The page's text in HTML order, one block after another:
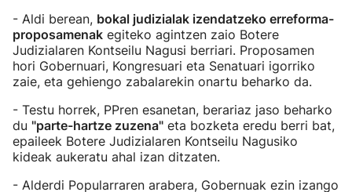
- Aldi berean, bokal judizialak izendatzeko erreforma-
proposamenak egiteko agintzen zaio Botere
Judizialaren Kontseilu Nagusi berriari. Proposamen
hori Gobernuari, Kongresuari eta Senatuari igorriko
zaie, eta gehiengo zabalarekin onartu beharko da.
- Testu horrek, PPren esanetan, berariaz jaso beharko
du "parte-hartze zuzena" eta bozketa eredu berri bat,
epaileek Botere Judizialaren Kontseilu Nagusiko
kideak aukeratu ahal izan ditzaten.
- Alderdi Popularraren arabera, Gobernuak ezin izango